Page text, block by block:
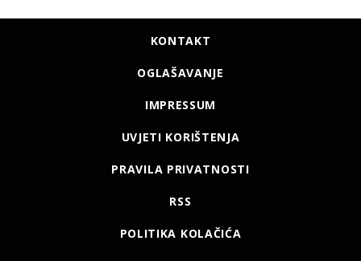
KONTAKT
OGLAŠAVANJE
IMPRESSUM
UVJETI KORIŠTENJA
PRAVILA PRIVATNOSTI
RSS
POLITIKA KOLAČIĆA